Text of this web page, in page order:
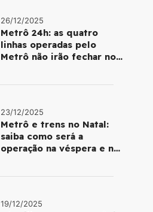
26/12/2025
Metrô 24h: as quatro
linhas operadas pelo
Metrô não irão fechar no
23/12/2025
Metrô e trens no Natal:
saiba como será a
operação na véspera e no
19/12/2025